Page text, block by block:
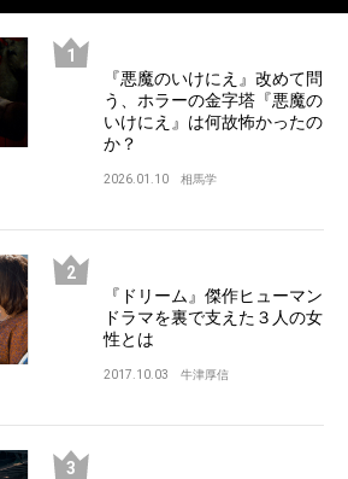
『悪魔のいけにえ』改めて問
う、ホラーの金字塔『悪魔の
いけにえ』は何故怖かったの
か？
2026.01.10 相馬学
『ドリーム』傑作ヒューマン
ドラマを裏で支えた３人の女
性とは
2017.10.03 牛津厚信